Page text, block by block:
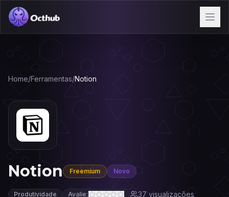
Home/Ferramentas/Notion
Notion Freemium Novo
Produtividade Avalie: 37 visualizações